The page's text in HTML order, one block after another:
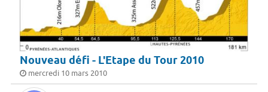
Nouveau défi - L'Etape du Tour 2010
mercredi 10 mars 2010